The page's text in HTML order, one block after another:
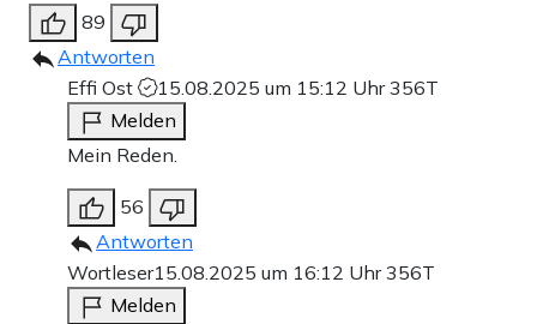
89
Antworten
Effi Ost
15.08.2025 um 15:12 Uhr356T
Melden
Mein Reden.
56
Antworten
Wortleser15.08.2025 um 16:12 Uhr356T
Melden